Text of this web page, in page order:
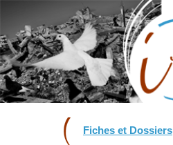
Fiches et Dossiers